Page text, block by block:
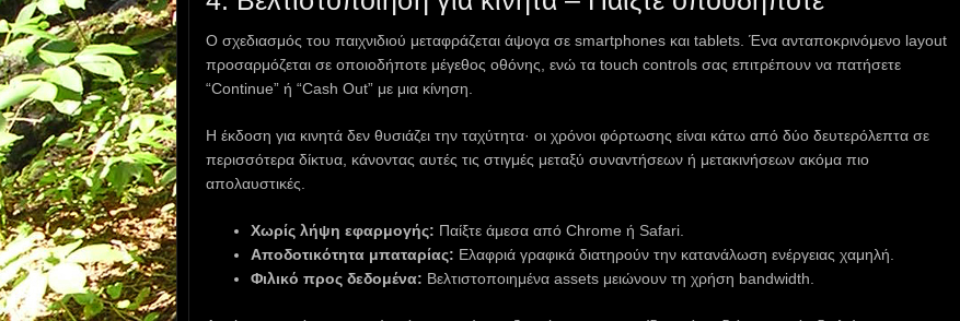
Ο σχεδιασμός του παιχνιδιού μεταφράζεται άψογα σε smartphones και tablets. Ένα ανταποκρινόμενο layout
προσαρμόζεται σε οποιοδήποτε μέγεθος οθόνης, ενώ τα touch controls σας επιτρέπουν να πατήσετε
“Continue” ή “Cash Out” με μια κίνηση.
Η έκδοση για κινητά δεν θυσιάζει την ταχύτητα· οι χρόνοι φόρτωσης είναι κάτω από δύο δευτερόλεπτα σε
περισσότερα δίκτυα, κάνοντας αυτές τις στιγμές μεταξύ συναντήσεων ή μετακινήσεων ακόμα πιο
απολαυστικές.
Χωρίς λήψη εφαρμογής: Παίξτε άμεσα από Chrome ή Safari.
Αποδοτικότητα μπαταρίας: Ελαφριά γραφικά διατηρούν την κατανάλωση ενέργειας χαμηλή.
Φιλικό προς δεδομένα: Βελτιστοποιημένα assets μειώνουν τη χρήση bandwidth.